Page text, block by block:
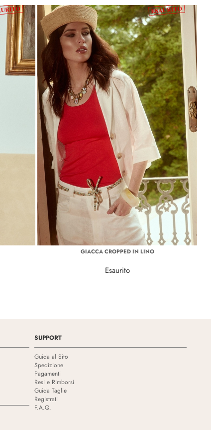
GIACCA CROPPED IN LINO
Esaurito
SUPPORT
Guida al Sito
Spedizione
Pagamenti
Resi e Rimborsi
Guida Taglie
Registrati
F.A.Q.